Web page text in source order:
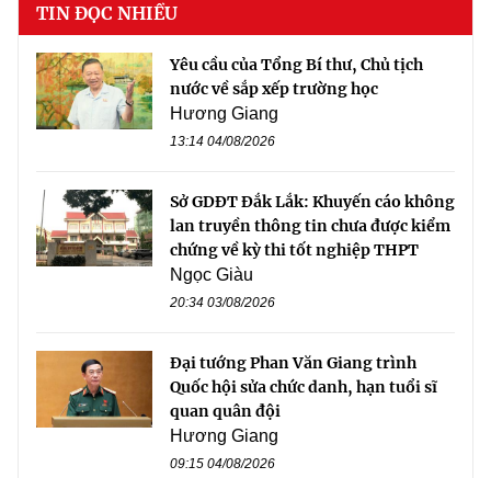
TIN ĐỌC NHIỀU
Yêu cầu của Tổng Bí thư, Chủ tịch
nước về sắp xếp trường học
Hương Giang
13:14 04/08/2026
Sở GDĐT Đắk Lắk: Khuyến cáo không
lan truyền thông tin chưa được kiểm
chứng về kỳ thi tốt nghiệp THPT
Ngọc Giàu
20:34 03/08/2026
Đại tướng Phan Văn Giang trình
Quốc hội sửa chức danh, hạn tuổi sĩ
quan quân đội
Hương Giang
09:15 04/08/2026